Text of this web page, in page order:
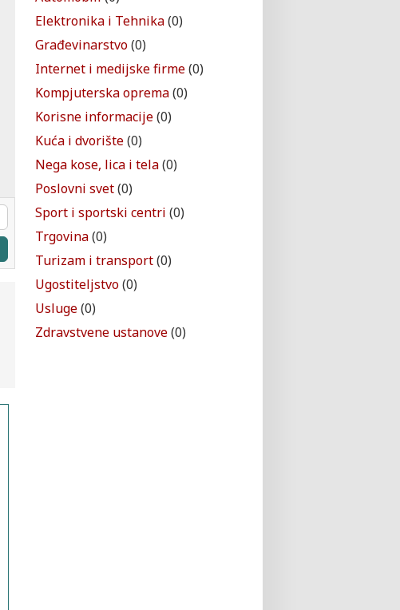
Elektronika i Tehnika(0)
Građevinarstvo(0)
Internet i medijske firme(0)
Kompjuterska oprema(0)
Korisne informacije(0)
Kuća i dvorište(0)
Nega kose, lica i tela(0)
Poslovni svet(0)
Sport i sportski centri (0)
Trgovina(0)
Turizam i transport(0)
Ugostiteljstvo(0)
Usluge(0)
Zdravstvene ustanove(0)